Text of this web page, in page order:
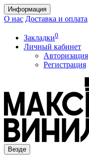
Информация
О нас Доставка и оплата
Закладки0
Личный кабинет
Авторизация
Регистрация
Везде